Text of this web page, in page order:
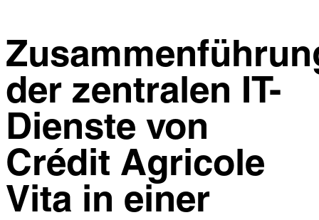
der zentralen IT-
Dienste von
Crédit Agricole
Vita in einer